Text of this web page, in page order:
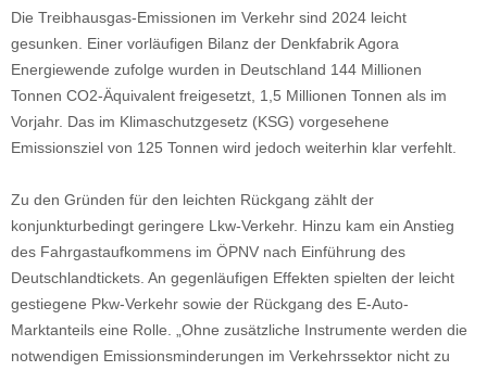
Die Treibhausgas-Emissionen im Verkehr sind 2024 leicht
gesunken. Einer vorläufigen Bilanz der Denkfabrik Agora
Energiewende zufolge wurden in Deutschland 144 Millionen
Tonnen CO2-Äquivalent freigesetzt, 1,5 Millionen Tonnen als im
Vorjahr. Das im Klimaschutzgesetz (KSG) vorgesehene
Emissionsziel von 125 Tonnen wird jedoch weiterhin klar verfehlt.
Zu den Gründen für den leichten Rückgang zählt der
konjunkturbedingt geringere Lkw-Verkehr. Hinzu kam ein Anstieg
des Fahrgastaufkommens im ÖPNV nach Einführung des
Deutschlandtickets. An gegenläufigen Effekten spielten der leicht
gestiegene Pkw-Verkehr sowie der Rückgang des E-Auto-
Marktanteils eine Rolle. „Ohne zusätzliche Instrumente werden die
notwendigen Emissionsminderungen im Verkehrssektor nicht zu